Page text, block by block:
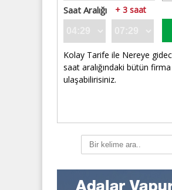
Saat Aralığı + 3 saat
Kolay Tarife ile Nereye
saat aralığındaki bütün
ulaşabilirisiniz.